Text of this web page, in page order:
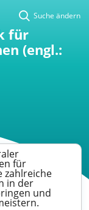
Suche ändern
für
(engl.:
für
zahlreiche
in der
und